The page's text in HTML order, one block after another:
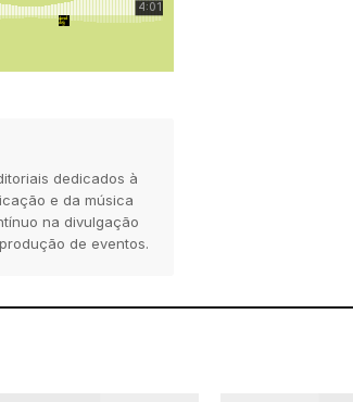
dedicados à
e da música
na divulgação
de eventos.